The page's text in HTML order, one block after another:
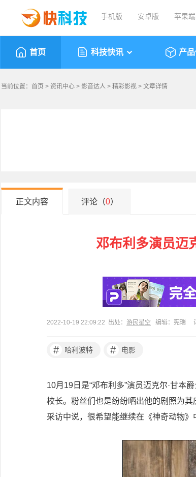
手机版 安卓版 苹果端
首页 科技快讯 产
当前位置： 首页 > 资讯中心 > 影音达人 > 精彩影视 > 文章详情
正文内容 评论（0）
邓布利多演员迈
2022-10-19 22:09:22 出处： 游民星空 编辑：宪瑞
# 哈利波特 # 电影
10月19日是“邓布利多”演员迈克尔·甘本
校长。粉丝们也是纷纷晒出他的剧照为
采访中说，很希望能继续在《神奇动物》